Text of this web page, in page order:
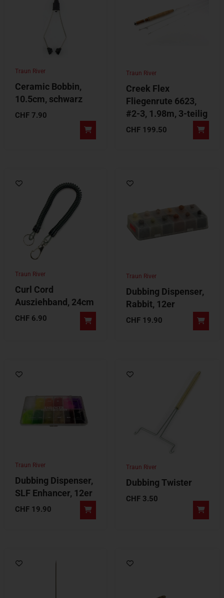
Traun River
Ceramic Bobbin,
10.5cm, schwarz
CHF 7.90
Traun River
Creek Flex
Fliegenrute 6623,
#2-3, 1.98m, 3-teilig
CHF 199.50
Traun River
Curl Cord
Ausziehband, 24cm
CHF 6.90
Traun River
Dubbing Dispenser,
Rabbit, 12er
CHF 19.90
Traun River
Dubbing Dispenser,
SLF Enhancer, 12er
CHF 19.90
Traun River
Dubbing Twister
CHF 3.50